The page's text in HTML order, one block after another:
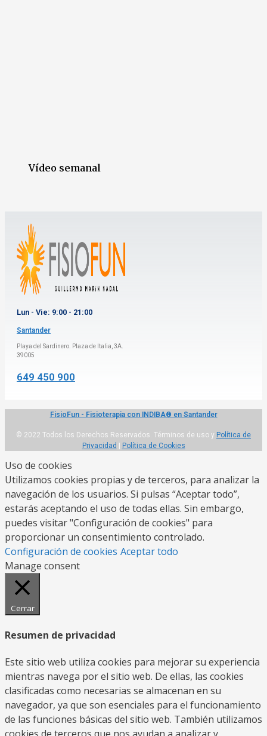
Vídeo semanal
Lun - Vie: 9:00 - 21:00
Santander
Playa del Sardinero. Plaza de Italia, 3A.
39005
649 450 900
FisioFun - Fisioterapia con INDIBA® en Santander
© 2022 Todos los Derechos Reservados. Términos de uso y Política de
Privacidad | Política de Cookies
Uso de cookies
Utilizamos cookies propias y de terceros, para analizar la
navegación de los usuarios. Si pulsas “Aceptar todo”,
estarás aceptando el uso de todas ellas. Sin embargo,
puedes visitar "Configuración de cookies" para
proporcionar un consentimiento controlado.
Configuración de cookies Aceptar todo
Manage consent
Cerrar
Resumen de privacidad
Este sitio web utiliza cookies para mejorar su experiencia
mientras navega por el sitio web. De ellas, las cookies
clasificadas como necesarias se almacenan en su
navegador, ya que son esenciales para el funcionamiento
de las funciones básicas del sitio web. También utilizamos